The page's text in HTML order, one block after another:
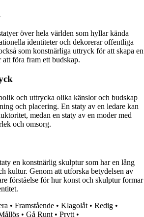
över hela världen som hyllar kända
identiteter och dekorerar offentliga
som konstnärliga uttryck för att skapa en
föra fram ett budskap.
och uttrycka olika känslor och budskap
och placering. En staty av en ledare kan
medan en staty av en moder med
och omsorg.
en konstnärlig skulptur som har en lång
kultur. Genom att utforska betydelsen av
förståelse för hur konst och skulptur formar
• Framstående • Klagolåt • Redig •
• Gå Runt • Prytt •